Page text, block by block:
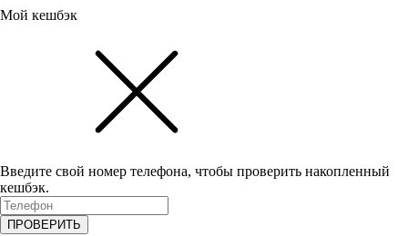
Мой кешбэк
Введите свой номер телефона, чтобы проверить накопленный
кешбэк.
ПРОВЕРИТЬ